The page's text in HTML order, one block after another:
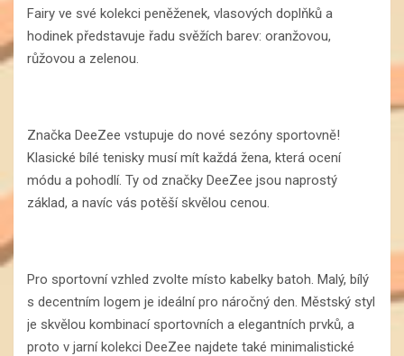
Fairy ve své kolekci peněženek, vlasových doplňků a
hodinek představuje řadu svěžích barev: oranžovou,
růžovou a zelenou.
Značka DeeZee vstupuje do nové sezóny sportovně!
Klasické bílé tenisky musí mít každá žena, která ocení
módu a pohodlí. Ty od značky DeeZee jsou naprostý
základ, a navíc vás potěší skvělou cenou.
Pro sportovní vzhled zvolte místo kabelky batoh. Malý, bílý
s decentním logem je ideální pro náročný den. Městský styl
je skvělou kombinací sportovních a elegantních prvků, a
proto v jarní kolekci DeeZee najdete také minimalistické